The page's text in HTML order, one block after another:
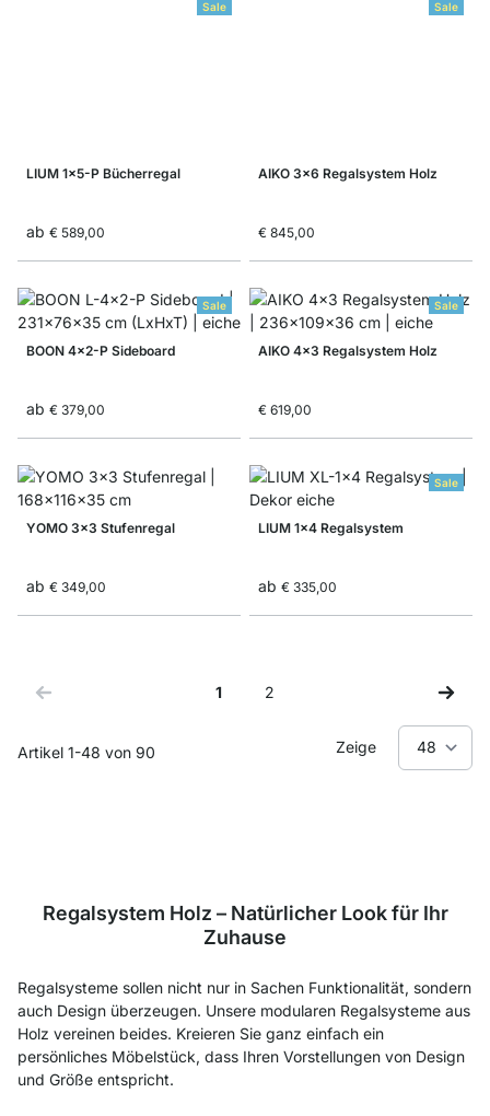
Sale
LIUM 1x5-P Bücherregal
ab € 589,00
Sale
AIKO 3x6 Regalsystem Holz
€ 845,00
Sale
BOON 4x2-P Sideboard
ab € 379,00
Sale
AIKO 4x3 Regalsystem Holz
€ 619,00
YOMO 3x3 Stufenregal
ab € 349,00
Sale
LIUM 1x4 Regalsystem
ab € 335,00
Artikel 1-48 von 90
Sie lesen gerade Seite
1
Seite
2
Zeige
Regalsystem Holz – Natürlicher Look für Ihr
Zuhause
Regalsysteme sollen nicht nur in Sachen Funktionalität, sondern
auch Design überzeugen. Unsere modularen Regalsysteme aus
Holz vereinen beides. Kreieren Sie ganz einfach ein
persönliches Möbelstück, dass Ihren Vorstellungen von Design
und Größe entspricht.